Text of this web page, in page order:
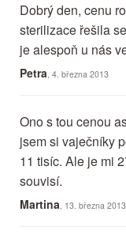
Dobrý den, cenu
sterilizace řešila
je alespoň u nás
Petra , 4. března 2013
Ono s tou cenou
jsem si vaječníky
11 tisíc. Ale je mi
souvisí.
Martina , 13. března 2013